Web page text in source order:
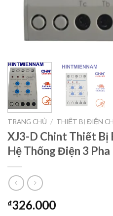
TRANG CHỦ / THIẾT BỊ ĐIỆN
XJ3-D Chint Thiết Bị
Hệ Thống Điện 3 Pha
₫326.000